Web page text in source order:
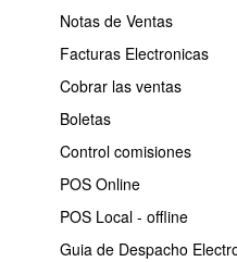
Notas de Ventas
Facturas Electronicas
Cobrar las ventas
Boletas
Control comisiones
POS Online
POS Local - offline
Guia de Despacho